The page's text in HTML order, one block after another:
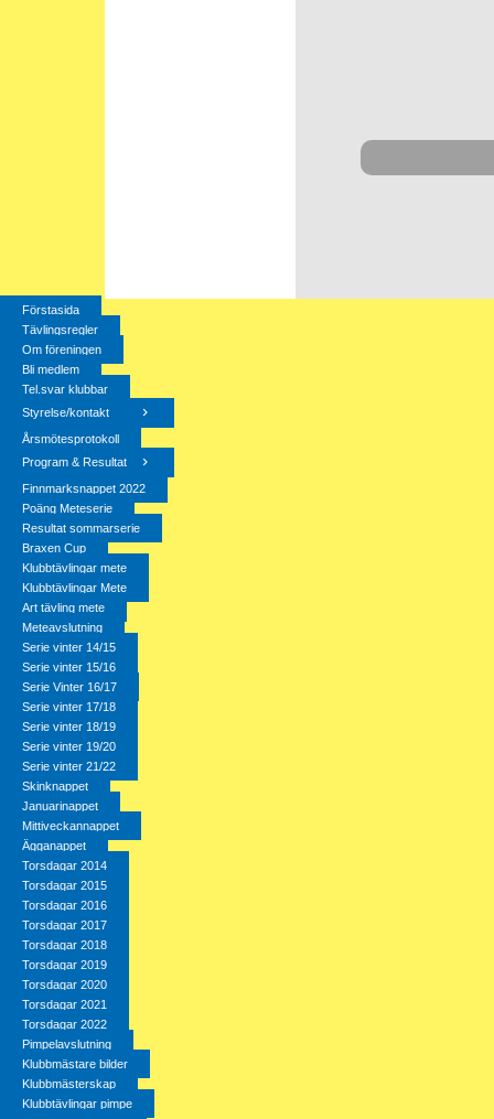
Förstasida
Tävlingsregler
Om föreningen
Bli medlem
Tel.svar klubbar
Styrelse/kontakt
Årsmötesprotokoll
Program & Resultat
Finnmarksnappet 2022
Poäng Meteserie
Resultat sommarserie
Braxen Cup
Klubbtävlingar mete
Klubbtävlingar Mete
Art tävling mete
Meteavslutning
Serie vinter 14/15
Serie vinter 15/16
Serie Vinter 16/17
Serie vinter 17/18
Serie vinter 18/19
Serie vinter 19/20
Serie vinter 21/22
Skinknappet
Januarinappet
Mittiveckannappet
Ägganappet
Torsdagar 2014
Torsdagar 2015
Torsdagar 2016
Torsdagar 2017
Torsdagar 2018
Torsdagar 2019
Torsdagar 2020
Torsdagar 2021
Torsdagar 2022
Pimpelavslutning
Klubbmästare bilder
Klubbmästerskap
Klubbtävlingar pimpe